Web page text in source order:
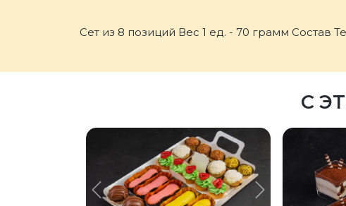
Сет из 8 позиций Вес 1 ед. - 70 грамм Состав
С
Предыдущий Следующий